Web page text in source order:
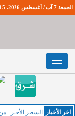
الجمعة 7 آب / أغسطس 2026. 6:0:16 مساءً
Toggle
navigation
اخر اﻷخبار ال